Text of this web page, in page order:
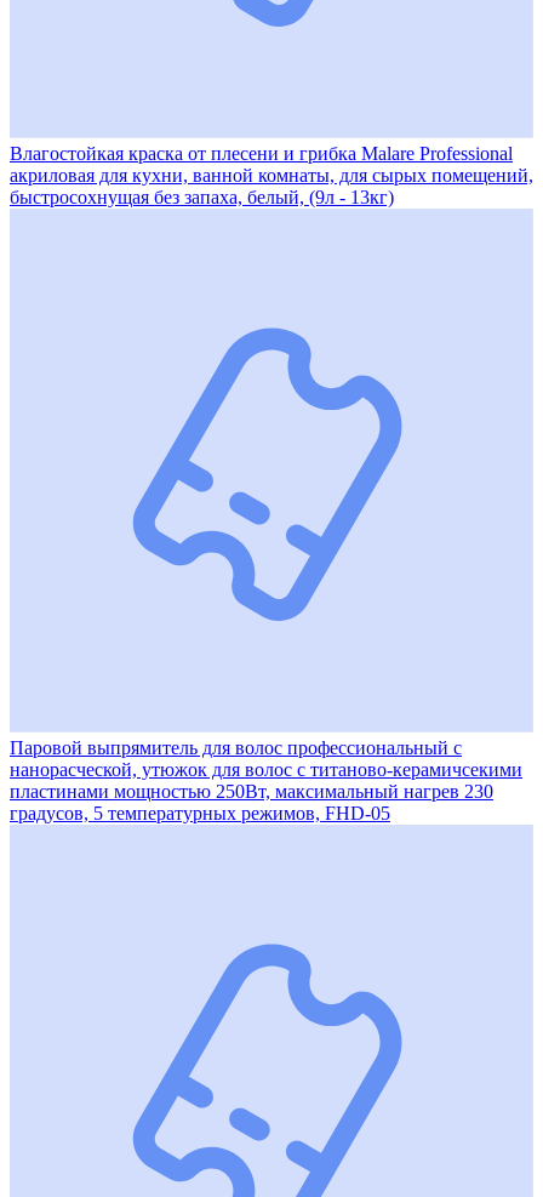
Влагостойкая краска от плесени и грибка Malare Professional
акриловая для кухни, ванной комнаты, для сырых помещений,
быстросохнущая без запаха, белый, (9л - 13кг)
Паровой выпрямитель для волос профессиональный с
нанорасческой, утюжок для волос с титаново-керамичсекими
пластинами мощностью 250Вт, максимальный нагрев 230
градусов, 5 температурных режимов, FHD-05